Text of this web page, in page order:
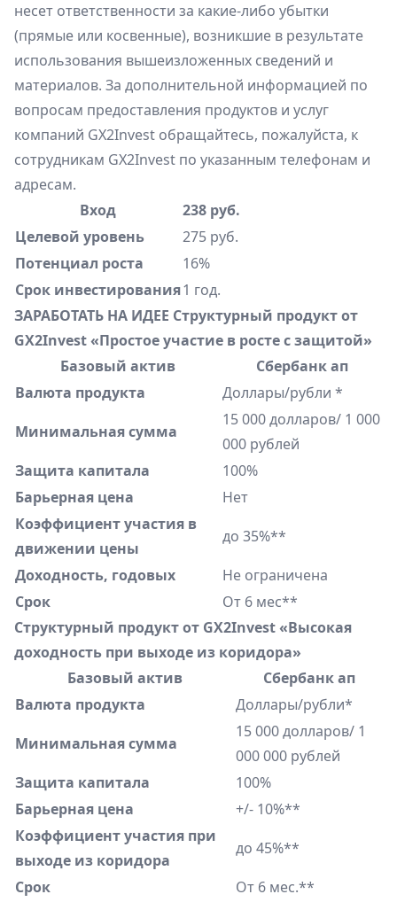
несет ответственности за какие-либо убытки
(прямые или косвенные), возникшие в результате
использования вышеизложенных сведений и
материалов. За дополнительной информацией по
вопросам предоставления продуктов и услуг
компаний GX2Invest обращайтесь, пожалуйста, к
сотрудникам GX2Invest по указанным телефонам и
адресам.
Вход
238 руб.
Целевой уровень
275 руб.
Потенциал роста
16%
Срок инвестирования1 год.
ЗАРАБОТАТЬ НА ИДЕЕ Структурный продукт от
GX2Invest «Простое участие в росте с защитой»
Базовый актив
Сбербанк ап
Валюта продукта
Доллары/рубли *
Минимальная сумма
15 000 долларов/ 1 000
000 рублей
Защита капитала
100%
Барьерная цена
Нет
Коэффициент участия в
движении цены
до 35%**
Доходность, годовых
Не ограничена
Срок
От 6 мес**
Структурный продукт от GX2Invest «Высокая
доходность при выходе из коридора»
Базовый актив
Сбербанк ап
Валюта продукта
Доллары/рубли*
Минимальная сумма
15 000 долларов/ 1
000 000 рублей
Защита капитала
100%
Барьерная цена
+/- 10%**
Коэффициент участия при
выходе из коридора
до 45%**
Срок
От 6 мес.**